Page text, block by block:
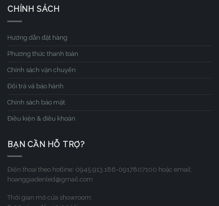
CHÍNH SÁCH
Hướng dẫn đặt hàng
Phương thức thanh toán
Chính sách vận chuyển
Đổi trả và bảo hành
Chính sách bảo mật
Điều kiện & điều khoản
BẠN CẦN HỖ TRỢ?
Điện thoại theo hotline: 0945.913.186-0917807100 hoặc email:
hoanggiadenled@gmail.com
Thời gian mở cửa showroom: